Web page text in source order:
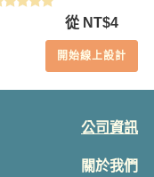
從 NT$4
開始線上設計
公司資訊
關於我們